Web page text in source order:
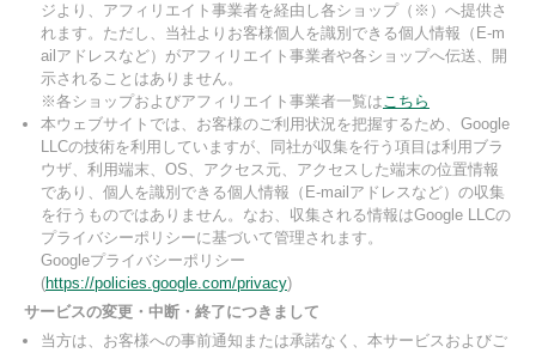
ジより、アフィリエイト事業者を経由し各ショップ（※）へ提供さ
れます。ただし、当社よりお客様個人を識別できる個人情報（E-m
ailアドレスなど）がアフィリエイト事業者や各ショップへ伝送、開
示されることはありません。
※各ショップおよびアフィリエイト事業者一覧はこちら
本ウェブサイトでは、お客様のご利用状況を把握するため、Google
LLCの技術を利用していますが、同社が収集を行う項目は利用ブラ
ウザ、利用端末、OS、アクセス元、アクセスした端末の位置情報
であり、個人を識別できる個人情報（E-mailアドレスなど）の収集
を行うものではありません。なお、収集される情報はGoogle LLCの
プライバシーポリシーに基づいて管理されます。
Googleプライバシーポリシー
(https://policies.google.com/privacy)
サービスの変更・中断・終了につきまして
当方は、お客様への事前通知または承諾なく、本サービスおよびご